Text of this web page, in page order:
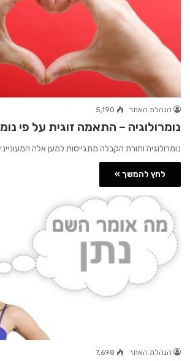
הנהלת האתר 5,190
נומרולוגיה – התאמה זוגית על פי
נומרולוגיה ותורת הקבלה מתגייסות למען אלה
לחץ להמשך »
הנהלת האתר 7,698